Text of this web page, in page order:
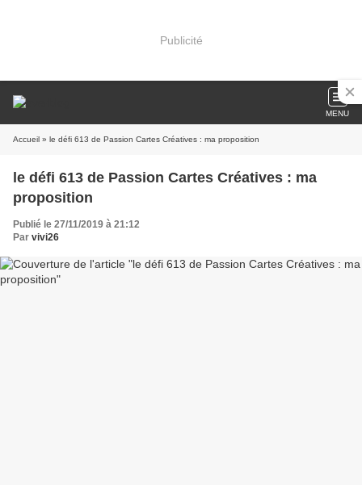
Publicité
MENU
Accueil » le défi 613 de Passion Cartes Créatives : ma proposition
le défi 613 de Passion Cartes Créatives : ma
proposition
Publié le 27/11/2019 à 21:12
Par vivi26